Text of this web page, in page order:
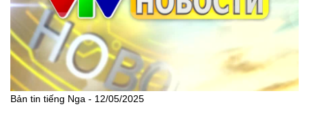
Bản tin tiếng Nga - 12/05/2025